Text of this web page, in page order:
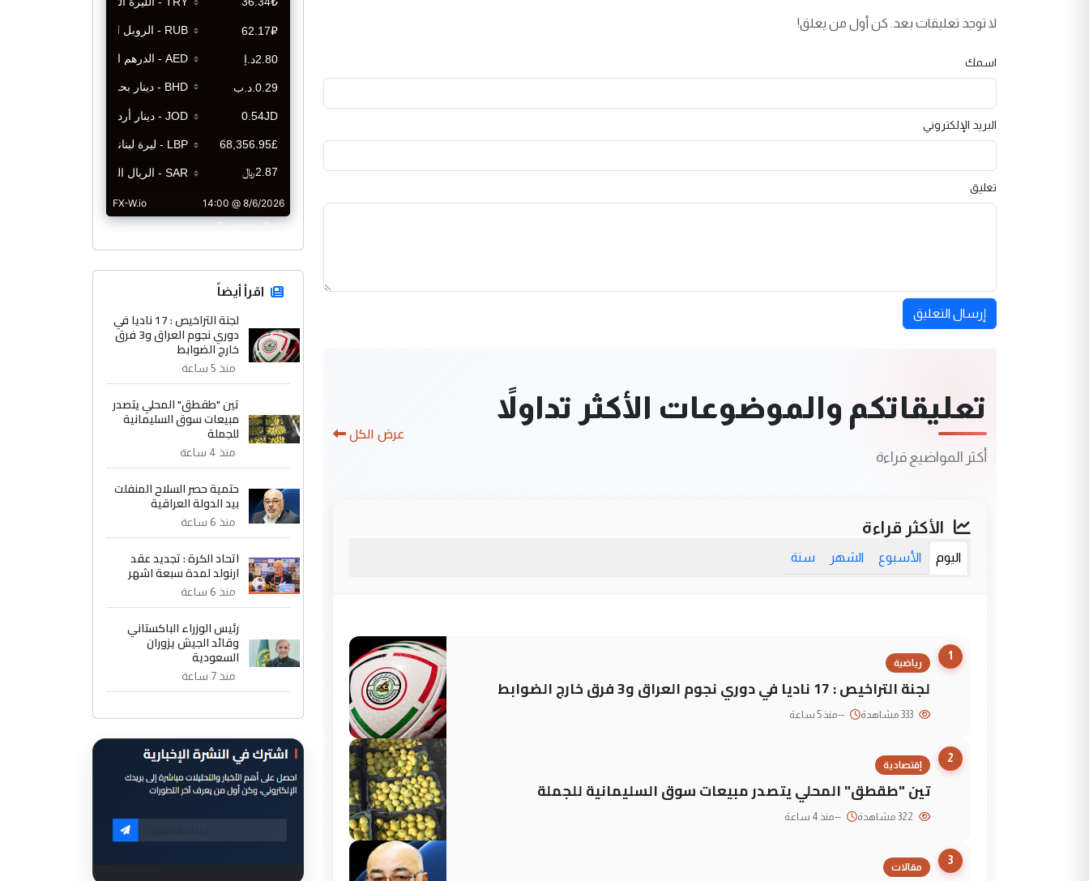
لا توجد تعليقات بعد. كن أول من يعلق!
اسمك
البريد الإلكتروني
تعليق
إرسال التعليق
تعليقاتكم والموضوعات الأكثر تداولاً
أكثر المواضيع قراءة
عرض الكل
الأكثر قراءة
اليوم الأسبوع الشهر سنة
1
رياضية
لجنة التراخيص : 17 ناديا في دوري نجوم العراق و3 فرق خارج الضوابط
--منذ 5 ساعة
2
إقتصادية
تين "طقطق" المحلي يتصدر مبيعات سوق السليمانية للجملة
--منذ 4 ساعة
3
مقالات
CurrencyRate
اقرأ أيضاً
لجنة التراخيص : 17 ناديا في
دوري نجوم العراق و3 فرق
خارج الضوابط
منذ 5 ساعة
تين "طقطق" المحلي يتصدر
مبيعات سوق السليمانية
للجملة
منذ 4 ساعة
حتمية حصر السلاح المنفلت
بيد الدولة العراقية
منذ 6 ساعة
اتحاد الكرة : تجديد عقد
ارنولد لمدة سبعة اشهر
منذ 6 ساعة
رئيس الوزراء الباكستاني
وقائد الجيش يزوران
السعودية
منذ 7 ساعة